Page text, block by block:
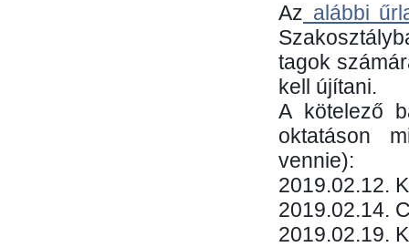
Az alábbi
tagok
kell újítani.
​A kötelező
oktatáson
vennie):
​2019.02.12.
2019.02.14.
2019.02.19.